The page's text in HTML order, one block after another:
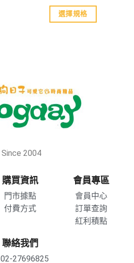
選擇規格
Since 2004
購買資訊
門市據點
付費方式
會員專區
會員中心
訂單查詢
紅利積點
聯絡我們
02-27696825